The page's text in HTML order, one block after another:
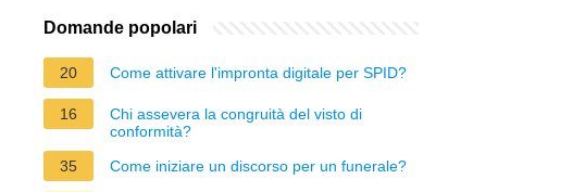
Domande popolari
20 Come attivare l'impronta digitale per SPID?
16
Chi assevera la congruità del visto di
conformità?
35
Come iniziare un discorso per un funerale?